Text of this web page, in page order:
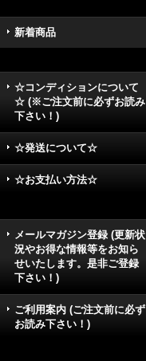
新着商品
☆コンディションについて
☆ (※ご注文前に必ずお読み
下さい！)
☆発送について☆
☆お支払い方法☆
メールマガジン登録 (更新状
況やお得な情報等をお知ら
せいたします。是非ご登録
下さい！)
ご利用案内 (ご注文前に必ず
お読み下さい！)